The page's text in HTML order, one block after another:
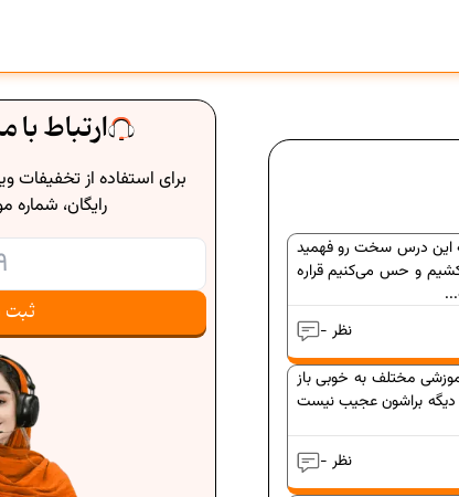
ارتباط
برای استفاده از تخفیفات
رایگان، شماره
ثبت
این درس سخت رو فهمید
و حس می‌کنیم قراره
- نظر
مختلف به خوبی باز
دیگه براشون عجیب نیست
- نظر